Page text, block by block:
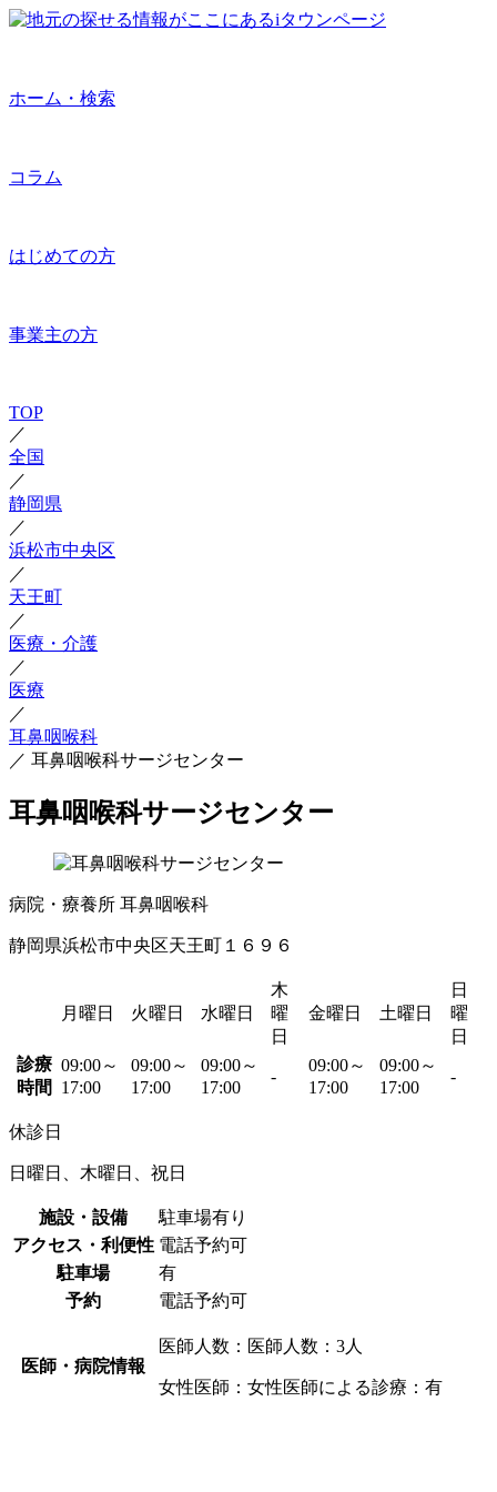
ホーム・検索
コラム
はじめての方
事業主の方
TOP
／
全国
／
静岡県
／
浜松市中央区
／
天王町
／
医療・介護
／
医療
／
耳鼻咽喉科
／ 耳鼻咽喉科サージセンター
耳鼻咽喉科サージセンター
病院・療養所 耳鼻咽喉科
静岡県浜松市中央区天王町１６９６
月曜日 火曜日 水曜日
木
曜
日
金曜日 土曜日
日
曜
日
診療
時間
09:00～
17:00
09:00～
17:00
09:00～
17:00
-
09:00～
17:00
09:00～
17:00
-
休診日
日曜日、木曜日、祝日
施設・設備
駐車場有り
アクセス・利便性 電話予約可
駐車場
有
予約
電話予約可
医師・病院情報
医師人数：医師人数：3人
女性医師：女性医師による診療：有